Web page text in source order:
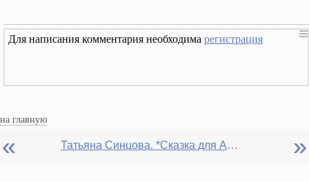
Для написания комментария необходима регистрация
на главную
« Татьяна Синцова. *Сказка для Андерсена*. Рассказ »